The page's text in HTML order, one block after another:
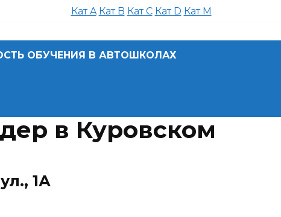
Кат A Кат B Кат C Кат D Кат M
ОБУЧЕНИЯ В АВТОШКОЛАХ
в Куровском
1А